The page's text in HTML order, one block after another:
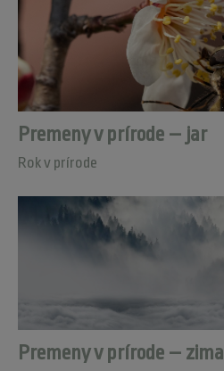
Premeny v prírode – jar
Rok v prírode
Premeny v prírode – zima